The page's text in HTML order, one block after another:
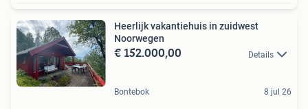
Heerlijk vakantiehuis in zuidwest
Noorwegen
€ 152.000,00 Details
Bontebok 8 jul 26